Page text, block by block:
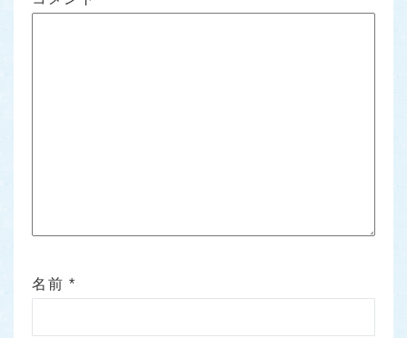
名前 *